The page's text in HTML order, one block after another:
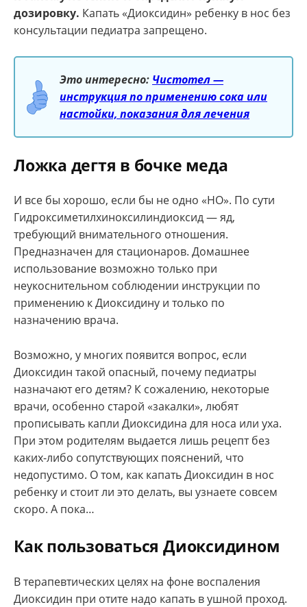
дозировку. Капать «Диоксидин» ребенку в нос без
консультации педиатра запрещено.
Это интересно: Чистотел —
инструкция по применению сока или
настойки, показания для лечения
Ложка дегтя в бочке меда
И все бы хорошо, если бы не одно «НО». По сути
Гидроксиметилхиноксилиндиоксид — яд,
требующий внимательного отношения.
Предназначен для стационаров. Домашнее
использование возможно только при
неукоснительном соблюдении инструкции по
применению к Диоксидину и только по
назначению врача.
Возможно, у многих появится вопрос, если
Диоксидин такой опасный, почему педиатры
назначают его детям? К сожалению, некоторые
врачи, особенно старой «закалки», любят
прописывать капли Диоксидина для носа или уха.
При этом родителям выдается лишь рецепт без
каких-либо сопутствующих пояснений, что
недопустимо. О том, как капать Диоксидин в нос
ребенку и стоит ли это делать, вы узнаете совсем
скоро. А пока…
Как пользоваться Диоксидином
В терапевтических целях на фоне воспаления
Диоксидин при отите надо капать в ушной проход.